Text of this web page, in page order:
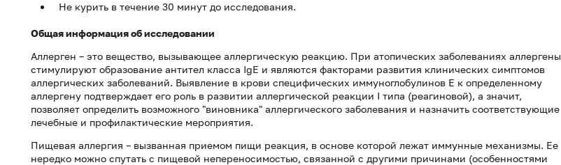
Не курить в течение 30 минут до исследования.
Общая информация об исследовании
Аллерген – это вещество, вызывающее аллергическую реакцию. При атопических заболеваниях аллергены
стимулируют образование антител класса IgE и являются факторами развития клинических симптомов
аллергических заболеваний. Выявление в крови специфических иммуноглобулинов Е к определенному
аллергену подтверждает его роль в развитии аллергической реакции I типа (реагиновой), а значит,
позволяет определить возможного "виновника" аллергического заболевания и назначить соответствующие
лечебные и профилактические мероприятия.
Пищевая аллергия – вызванная приемом пищи реакция, в основе которой лежат иммунные механизмы. Ее
нередко можно спутать с пищевой непереносимостью, связанной с другими причинами (особенностями